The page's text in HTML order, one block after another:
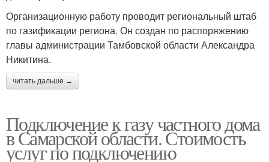
Организационную работу проводит региональный штаб
по газификации региона. Он создан по распоряжению
главы администрации Тамбовской области Александра
Никитина.
читать дальше →
Подключение к газу частного дома
в Самарской области. Стоимость
услуг по подключению